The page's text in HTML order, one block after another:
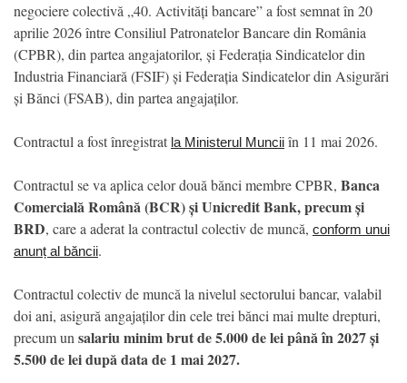
negociere colectivă „40. Activități bancare” a fost semnat în 20
aprilie 2026 între Consiliul Patronatelor Bancare din România
(CPBR), din partea angajatorilor, și Federația Sindicatelor din
Industria Financiară (FSIF) și Federația Sindicatelor din Asigurări
și Bănci (FSAB), din partea angajaților.
Contractul a fost înregistrat la Ministerul Muncii în 11 mai 2026.
Contractul se va aplica celor două bănci membre CPBR, Banca
Comercială Română (BCR) și Unicredit Bank, precum și
BRD, care a aderat la contractul colectiv de muncă, conform unui
anunț al băncii.
Contractul colectiv de muncă la nivelul sectorului bancar, valabil
doi ani, asigură angajaților din cele trei bănci mai multe drepturi,
precum un salariu minim brut de 5.000 de lei până în 2027 și
5.500 de lei după data de 1 mai 2027.